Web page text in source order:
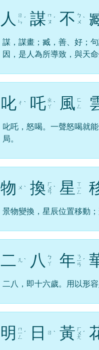
人
ㄖ
ㄣ ˊ 謀 ㄇ
ㄡ ˊ 不 ㄅ
ㄨ ˋ
謀，謀畫；臧，善、好；
因，是人為所導致，與天命
叱 ㄔ ˋ 吒 ㄓ
ㄚ ˋ 風 ㄈ
ㄥ
叱吒，怒喝。一聲怒喝就
局。
物 ㄨ ˋ 換 ㄏ
ㄨ
ㄢ
ˋ 星 ㄒ
ㄧ
ㄥ
景物變換，星辰位置移動
二 ㄦ ˋ 八
ㄅ
ㄚ
年 ㄋ
ㄧ
ㄢ
ˊ
二八，即十六歲。用以形
明 ㄇ
ㄧ
ㄥ
ˊ 日 ㄖ ˋ 黃 ㄏ
ㄨ
ㄤ
ˊ